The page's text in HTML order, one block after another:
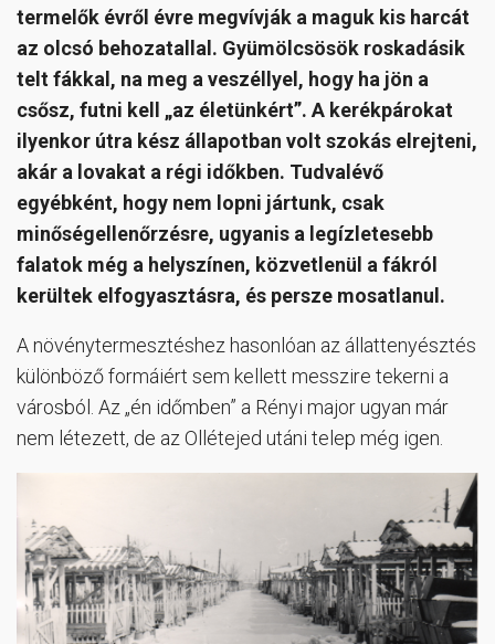
termelők évről évre megvívják a maguk kis harcát
az olcsó behozatallal. Gyümölcsösök roskadásik
telt fákkal, na meg a veszéllyel, hogy ha jön a
csősz, futni kell „az életünkért”. A kerékpárokat
ilyenkor útra kész állapotban volt szokás elrejteni,
akár a lovakat a régi időkben. Tudvalévő
egyébként, hogy nem lopni jártunk, csak
minőségellenőrzésre, ugyanis a legízletesebb
falatok még a helyszínen, közvetlenül a fákról
kerültek elfogyasztásra, és persze mosatlanul.
A növénytermesztéshez hasonlóan az állattenyésztés
különböző formáiért sem kellett messzire tekerni a
városból. Az „én időmben” a Rényi major ugyan már
nem létezett, de az Ollétejed utáni telep még igen.